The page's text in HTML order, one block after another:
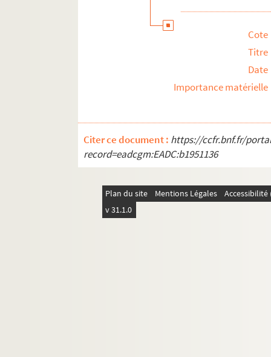
Cote
Titre
Date
Importance matérielle
Citer ce document : https://ccfr.bnf.fr/
record=eadcgm:EADC:b1951136
Plan du site Mentions Légales
v 31.1.0